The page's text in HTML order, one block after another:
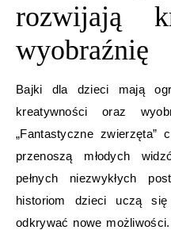
rozwijają
wyobraźnię
Bajki dla dzieci mają
kreatywności oraz
„Fantastyczne zwierzęta”
przenoszą młodych
pełnych niezwykłych
historiom dzieci uczą
odkrywać nowe